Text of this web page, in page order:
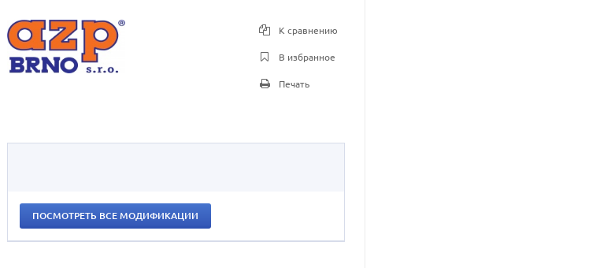
К сравнению
В избранное
Печать
ПОСМОТРЕТЬ ВСЕ МОДИФИКАЦИИ